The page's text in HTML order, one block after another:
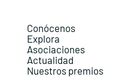
Conócenos
Explora
Asociaciones
Actualidad
Nuestros premios